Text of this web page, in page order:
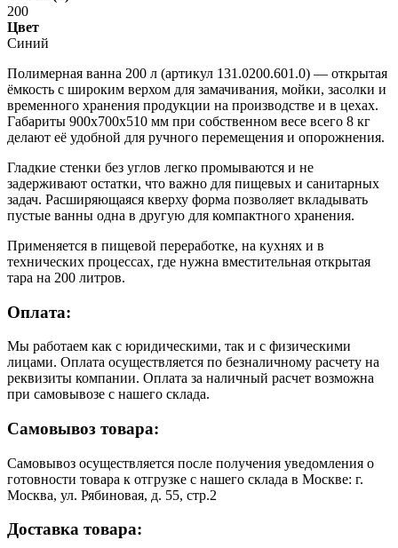
200
Цвет
Синий
Полимерная ванна 200 л (артикул 131.0200.601.0) — открытая
ёмкость с широким верхом для замачивания, мойки, засолки и
временного хранения продукции на производстве и в цехах.
Габариты 900х700х510 мм при собственном весе всего 8 кг
делают её удобной для ручного перемещения и опорожнения.
Гладкие стенки без углов легко промываются и не
задерживают остатки, что важно для пищевых и санитарных
задач. Расширяющаяся кверху форма позволяет вкладывать
пустые ванны одна в другую для компактного хранения.
Применяется в пищевой переработке, на кухнях и в
технических процессах, где нужна вместительная открытая
тара на 200 литров.
Оплата:
Мы работаем как с юридическими, так и с физическими
лицами. Оплата осуществляется по безналичному расчету на
реквизиты компании. Оплата за наличный расчет возможна
при самовывозе с нашего склада.
Самовывоз товара:
Самовывоз осуществляется после получения уведомления о
готовности товара к отгрузке с нашего склада в Москве: г.
Москва, ул. Рябиновая, д. 55, стр.2
Доставка товара: